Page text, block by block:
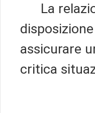
La
assicurare
critica